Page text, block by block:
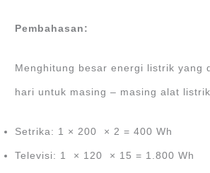
Pembahasan:
Menghitung besar energi listrik yang
hari untuk masing – masing alat
Setrika: 1 × 200 × 2 = 400 Wh
Televisi: 1 × 120 × 15 = 1.800 Wh